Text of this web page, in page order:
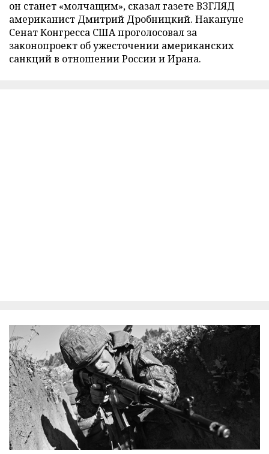
он станет «молчащим», сказал газете ВЗГЛЯД
американист Дмитрий Дробницкий. Накануне
Сенат Конгресса США проголосовал за
законопроект об ужесточении американских
санкций в отношении России и Ирана.